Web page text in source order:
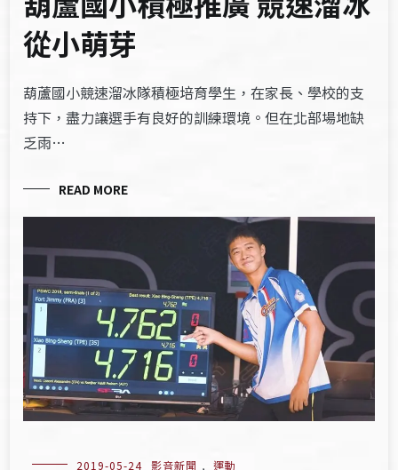
從小萌芽
葫蘆國小競速溜冰隊積極培育學生，在家長、學校的支
持下，盡力讓選手有良好的訓練環境。但在北部場地缺
乏雨…
READ MORE
2019-05-24 影音新聞 , 運動